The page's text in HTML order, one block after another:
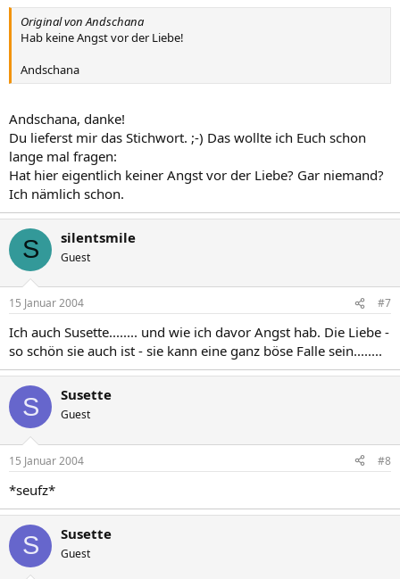
Original von Andschana
Hab keine Angst vor der Liebe!
Andschana
Andschana, danke!
Du lieferst mir das Stichwort. ;-) Das wollte ich Euch schon
lange mal fragen:
Hat hier eigentlich keiner Angst vor der Liebe? Gar niemand?
Ich nämlich schon.
S silentsmile
Guest
15 Januar 2004 #7
Ich auch Susette........ und wie ich davor Angst hab. Die Liebe -
so schön sie auch ist - sie kann eine ganz böse Falle sein........
S Susette
Guest
15 Januar 2004 #8
*seufz*
S Susette
Guest